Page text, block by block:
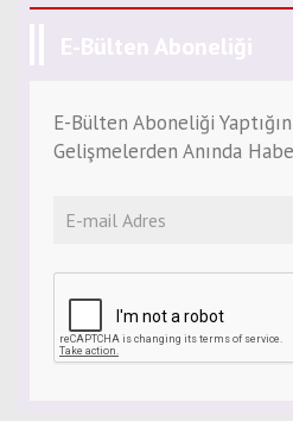
E-Bülten Aboneliği
E-Bülten Aboneliği
Gelişmelerden Anında